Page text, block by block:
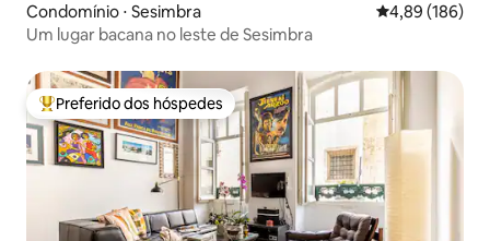
Condomínio ⋅ Sesimbra 4,89 de uma
4,89 (186)
Um lugar bacana no leste de Sesimbra
Entre os melhores preferidos dos hóspedes
Preferido dos hóspedes